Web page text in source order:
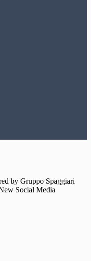
by Gruppo Spaggiari
Social Media